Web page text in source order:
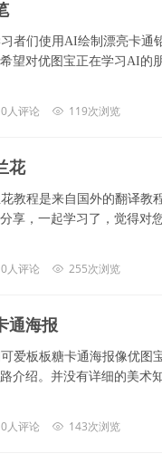
者们使用AI绘制漂亮卡通
望对优图宝正在学习AI的
0人评论 119次浏览
花
教程是来自国外的翻译教
享，一起学习了，觉得对
0人评论 255次浏览
通海报
爱板板糖卡通海报像优图
介绍。并没有详细的美术
0人评论 143次浏览